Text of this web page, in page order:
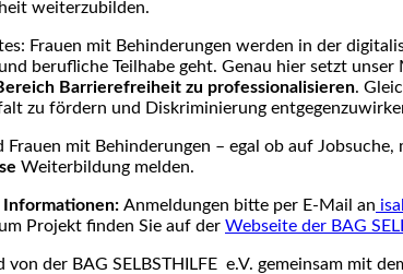
weiterzubilden.
Frauen mit Behinderungen werden in der
berufliche Teilhabe geht. Genau hier setzt
Barrierefreiheit zu professionalisieren.
zu fördern und Diskriminierung
Frauen mit Behinderungen – egal ob auf
Weiterbildung melden.
Informationen: Anmeldungen bitte per E-Mail an
Projekt finden Sie auf der Webseite der BAG
von der BAG SELBSTHILFE e.V. gemeinsam mit